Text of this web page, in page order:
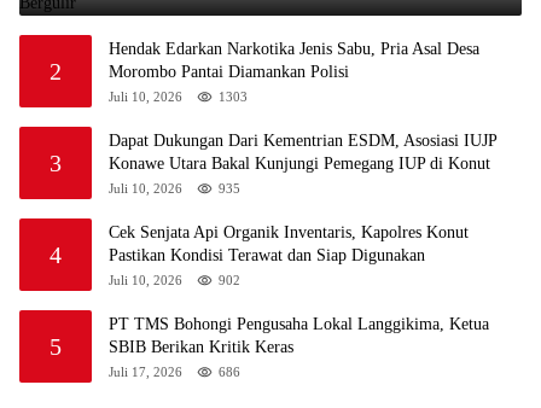
2
Hendak Edarkan Narkotika Jenis Sabu, Pria Asal Desa
Morombo Pantai Diamankan Polisi
Juli 10, 2026 1303
3
Dapat Dukungan Dari Kementrian ESDM, Asosiasi IUJP
Konawe Utara Bakal Kunjungi Pemegang IUP di Konut
Juli 10, 2026 935
4
Cek Senjata Api Organik Inventaris, Kapolres Konut
Juli 10, 2026 902
5
PT TMS Bohongi Pengusaha Lokal Langgikima, Ketua
SBIB Berikan Kritik Keras
Juli 17, 2026 686